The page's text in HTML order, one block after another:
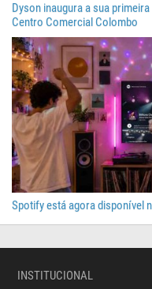
Dyson inaugura a sua
Centro Comercial Colombo
Spotify está agora disponível
INSTITUCIONAL